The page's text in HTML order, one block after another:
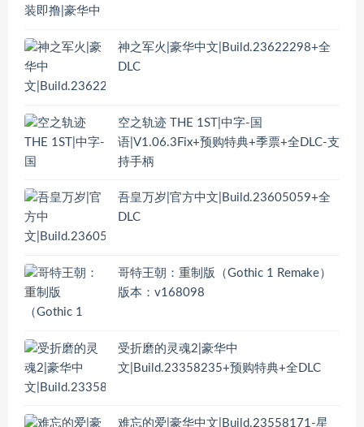
神之军火|豪华中文|Build.23622298+全
DLC
空之轨迹 THE 1ST|中字-国
语|V1.06.3Fix+预购特典+季票+全DLC-支
持手柄
吾皇万岁|官方中文|Build.23605059+全
DLC
哥特王朝：重制版（Gothic 1 Remake）
版本：v168098
受折磨的灵魂2|豪华中
文|Build.23358235+预购特典+全DLC
难忘的爱|豪华中文|Build.23558171-星